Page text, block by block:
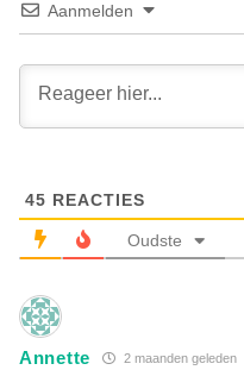
N
d
r
n
d
w
u
s
e
h
s
n
e
n
H
Aanmelden
45 REACTIES
Oudste
Annette 2 maanden geleden